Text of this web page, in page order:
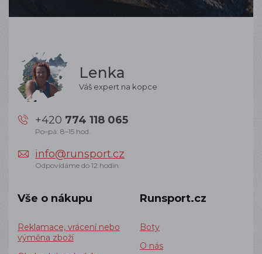
Lenka
Váš expert na kopce
+420 774 118 065
Po–pá: 8–15 hod.
info@runsport.cz
Odpovídáme do 12 hodin
Vše o nákupu
Reklamace, vrácení nebo
výměna zboží
Runsport.cz
Boty
O nás